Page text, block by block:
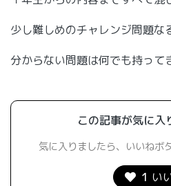
少し難しめのチャレンジ問題な
分からない問題は何でも持っ
この記事が気に入
気に入りましたら、いいねボ
1 い